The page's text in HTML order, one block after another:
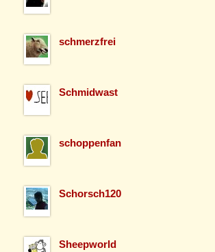
schmerzfrei
Schmidwast
schoppenfan
Schorsch120
Sheepworld